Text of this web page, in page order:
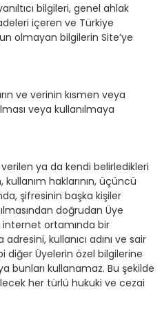
bilgileri, genel ahlak
içeren ve Türkiye
olmayan bilgilerin Site’ye
ve verinin kısmen veya
veya kullanılmaya
ya da kendi belirledikleri
kullanım haklarının, üçüncü
şifresinin başka kişiler
doğrudan Üye
internet ortamında bir
kullanıcı adını ve sair
diğer Üyelerin özel bilgilerine
bunları kullanamaz. Bu şekilde
her türlü hukuki ve cezai